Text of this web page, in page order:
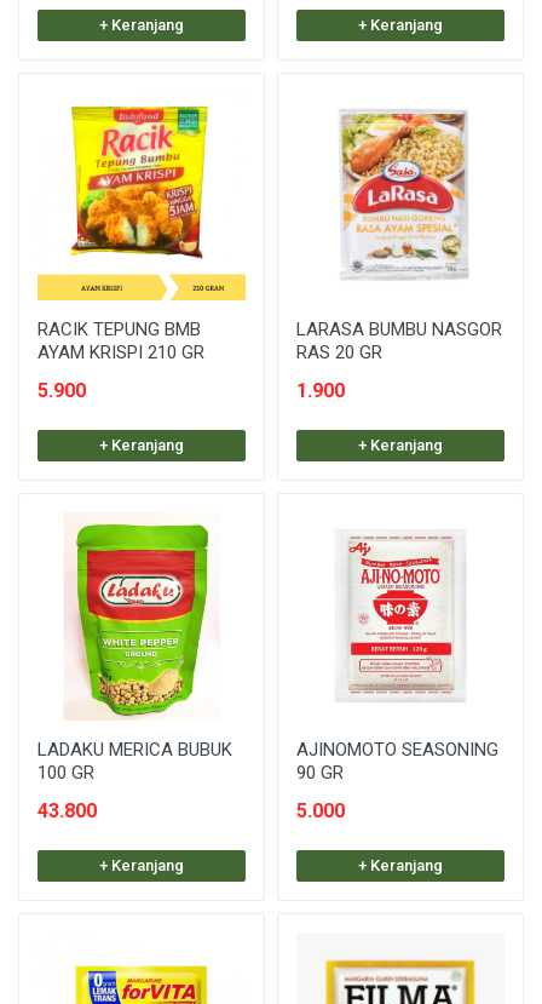
+ Keranjang + Keranjang
RACIK TEPUNG BMB
AYAM KRISPI 210 GR
5.900
+ Keranjang
LARASA BUMBU NASGOR
RAS 20 GR
1.900
+ Keranjang
LADAKU MERICA BUBUK
100 GR
43.800
+ Keranjang
AJINOMOTO SEASONING
90 GR
5.000
+ Keranjang